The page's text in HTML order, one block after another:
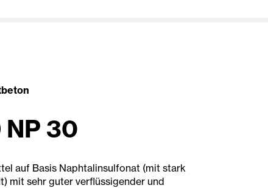
NP 30
auf Basis Naphtalinsulfonat (mit stark
mit sehr guter verflüssigender und